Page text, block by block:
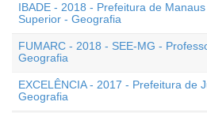
IBADE - 2018 - Prefeitura de
Superior - Geografia
FUMARC - 2018 - SEE-MG -
Geografia
EXCELÊNCIA - 2017 - Prefeitura de
Geografia